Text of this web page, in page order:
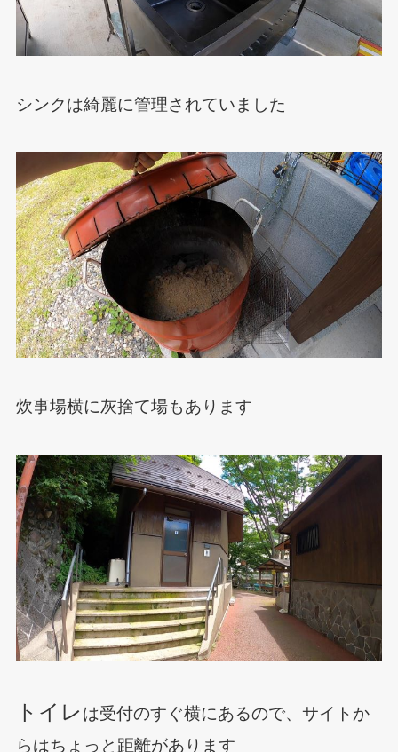
シンクは綺麗に管理されていました
炊事場横に灰捨て場もあります
トイレ は受付のすぐ横にあるので、サイトか
らはちょっと距離があります